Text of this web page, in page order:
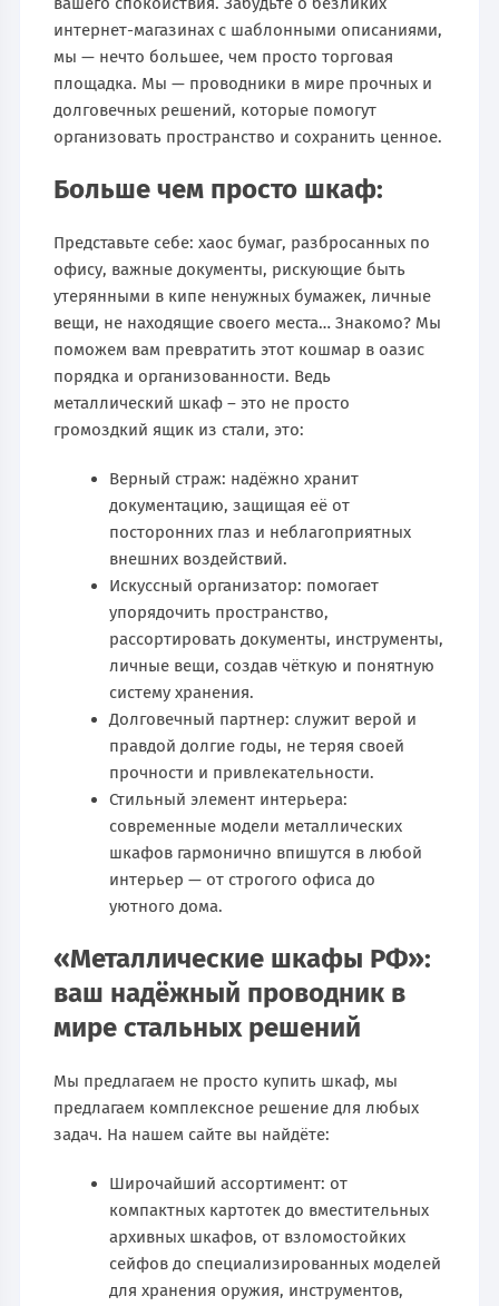
интернет-магазинах с шаблонными описаниями,
мы — нечто большее, чем просто торговая
площадка. Мы — проводники в мире прочных и
долговечных решений, которые помогут
организовать пространство и сохранить ценное.
Больше чем просто шкаф:
Представьте себе: хаос бумаг, разбросанных по
офису, важные документы, рискующие быть
утерянными в кипе ненужных бумажек, личные
вещи, не находящие своего места… Знакомо? Мы
поможем вам превратить этот кошмар в оазис
порядка и организованности. Ведь
металлический шкаф – это не просто
громоздкий ящик из стали, это:
Верный страж: надёжно хранит
документацию, защищая её от
посторонних глаз и неблагоприятных
внешних воздействий.
Искусcный организатор: помогает
упорядочить пространство,
рассортировать документы, инструменты,
личные вещи, создав чёткую и понятную
систему хранения.
Долговечный партнер: служит верой и
правдой долгие годы, не теряя своей
прочности и привлекательности.
Стильный элемент интерьера:
современные модели металлических
шкафов гармонично впишутся в любой
интерьер — от строгого офиса до
уютного дома.
«Металлические шкафы РФ»:
ваш надёжный проводник в
мире стальных решений
Мы предлагаем не просто купить шкаф, мы
предлагаем комплексное решение для любых
задач. На нашем сайте вы найдёте:
Широчайший ассортимент: от
компактных картотек до вместительных
архивных шкафов, от взломостойких
сейфов до специализированных моделей
для хранения оружия, инструментов,